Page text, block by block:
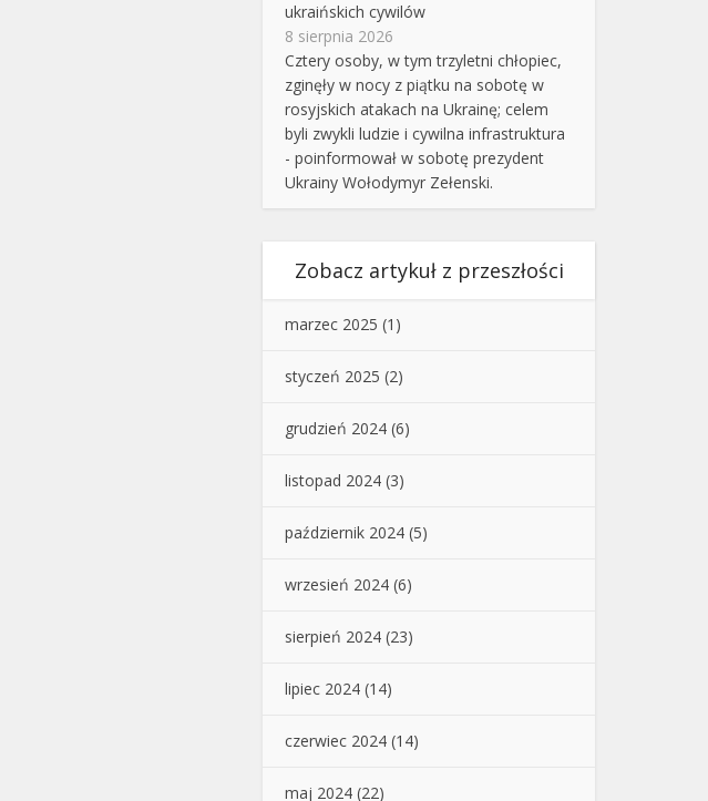
ukraińskich cywilów
8 sierpnia 2026
Cztery osoby, w tym trzyletni chłopiec,
zginęły w nocy z piątku na sobotę w
rosyjskich atakach na Ukrainę; celem
byli zwykli ludzie i cywilna infrastruktura
- poinformował w sobotę prezydent
Ukrainy Wołodymyr Zełenski.
Zobacz artykuł z przeszłości
marzec 2025 (1)
styczeń 2025 (2)
grudzień 2024 (6)
listopad 2024 (3)
październik 2024 (5)
wrzesień 2024 (6)
sierpień 2024 (23)
lipiec 2024 (14)
czerwiec 2024 (14)
maj 2024 (22)